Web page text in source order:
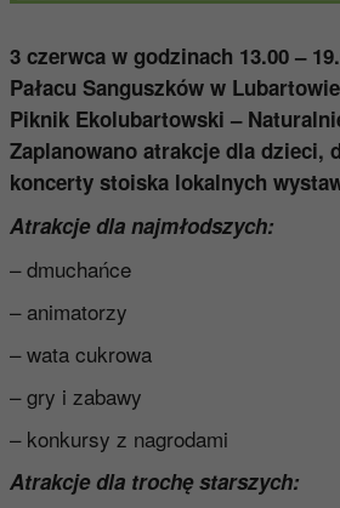
3 czerwca w godzinach 13.00 –
Pałacu Sanguszków w
Piknik Ekolubartowski –
Zaplanowano atrakcje dla dzieci,
koncerty stoiska lokalnych
Atrakcje dla najmłodszych:
– dmuchańce
– animatorzy
– wata cukrowa
– gry i zabawy
– konkursy z nagrodami
Atrakcje dla trochę starszych: